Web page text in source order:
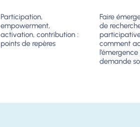
Participation,
empowerment,
activation, contribution :
points de repères
Faire
de
comment
demande